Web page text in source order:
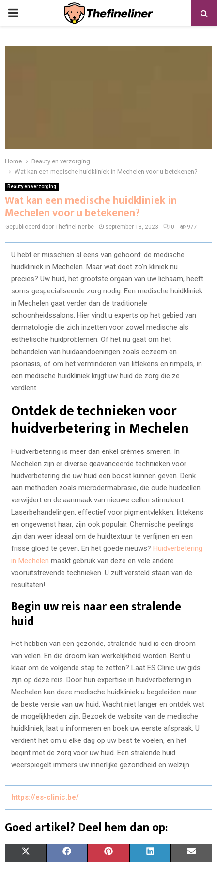
PRIMARY
Home
Beauty en verzorging
Wat kan een medische huidkliniek in Mechelen voor u betekenen?
Beauty en verzorging
Wat kan een medische huidkliniek in
Mechelen voor u betekenen?
Gepubliceerd door Thefineliner.be september 18, 2023 0 977
U hebt er misschien al eens van gehoord: de medische
huidkliniek in Mechelen. Maar wat doet zo’n kliniek nu
precies? Uw huid, het grootste orgaan van uw lichaam, heeft
soms gespecialiseerde zorg nodig. Een medische huidkliniek
in Mechelen gaat verder dan de traditionele
schoonheidssalons. Hier vindt u experts op het gebied van
dermatologie die zich inzetten voor zowel medische als
esthetische huidproblemen. Of het nu gaat om het
behandelen van huidaandoeningen zoals eczeem en
psoriasis, of om het verminderen van littekens en rimpels, in
een medische huidkliniek krijgt uw huid de zorg die ze
verdient.
Ontdek de technieken voor
huidverbetering in Mechelen
Huidverbetering is meer dan enkel crèmes smeren. In
Mechelen zijn er diverse geavanceerde technieken voor
huidverbetering die uw huid een boost kunnen geven. Denk
aan methoden zoals microdermabrasie, die oude huidcellen
verwijdert en de aanmaak van nieuwe cellen stimuleert.
Laserbehandelingen, effectief voor pigmentvlekken, littekens
en ongewenst haar, zijn ook populair. Chemische peelings
zijn dan weer ideaal om de huidtextuur te verfijnen en een
frisse gloed te geven. En het goede nieuws? Huidverbetering
in Mechelen maakt gebruik van deze en vele andere
vooruitstrevende technieken. U zult versteld staan van de
resultaten!
Begin uw reis naar een stralende
huid
Het hebben van een gezonde, stralende huid is een droom
van velen. En die droom kan werkelijkheid worden. Bent u
klaar om de volgende stap te zetten? Laat ES Clinic uw gids
zijn op deze reis. Door hun expertise in huidverbetering in
Mechelen kan deze medische huidkliniek u begeleiden naar
de beste versie van uw huid. Wacht niet langer en ontdek wat
de mogelijkheden zijn. Bezoek de website van de medische
huidkliniek, laat u informeren en boek uw eerste afspraak. U
verdient het om u elke dag op uw best te voelen, en het
begint met de zorg voor uw huid. Een stralende huid
weerspiegelt immers uw innerlijke gezondheid en welzijn.
https://es-clinic.be/
Goed artikel? Deel hem dan op: